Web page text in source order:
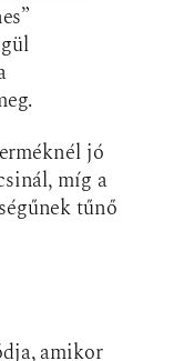
jó
míg a
tűnő
amikor